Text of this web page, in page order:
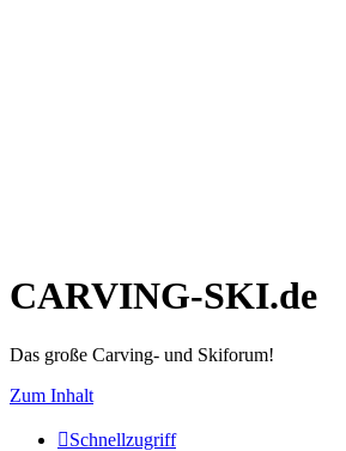
CARVING-SKI.de
Das große Carving- und Skiforum!
Zum Inhalt
Schnellzugriff